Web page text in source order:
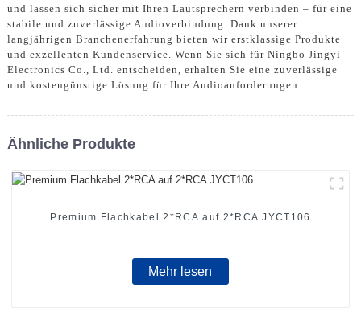
und lassen sich sicher mit Ihren Lautsprechern verbinden – für eine
stabile und zuverlässige Audioverbindung. Dank unserer
langjährigen Branchenerfahrung bieten wir erstklassige Produkte
und exzellenten Kundenservice. Wenn Sie sich für Ningbo Jingyi
Electronics Co., Ltd. entscheiden, erhalten Sie eine zuverlässige
und kostengünstige Lösung für Ihre Audioanforderungen.
Ähnliche Produkte
Premium Flachkabel 2*RCA auf 2*RCA JYCT106
Mehr lesen